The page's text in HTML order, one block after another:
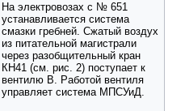
На электровозах с № 651
устанавливается система
смазки гребней. Сжатый воздух
из питательной магистрали
через разобщительный кран
КН41 (см. рис. 2) поступает к
вентилю В. Работой вентиля
управляет система МПСУиД.